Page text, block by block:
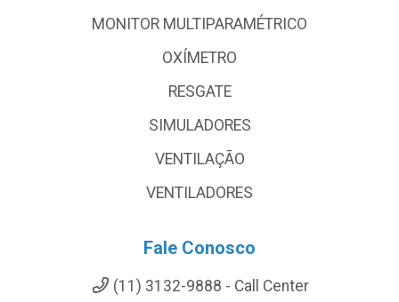
MONITOR MULTIPARAMÉTRICO
OXÍMETRO
RESGATE
SIMULADORES
VENTILAÇÃO
VENTILADORES
Fale Conosco
(11) 3132-9888 - Call Center